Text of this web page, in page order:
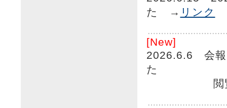
た → リンク
[New]
2026.6.6 会報
た
閲覧方法